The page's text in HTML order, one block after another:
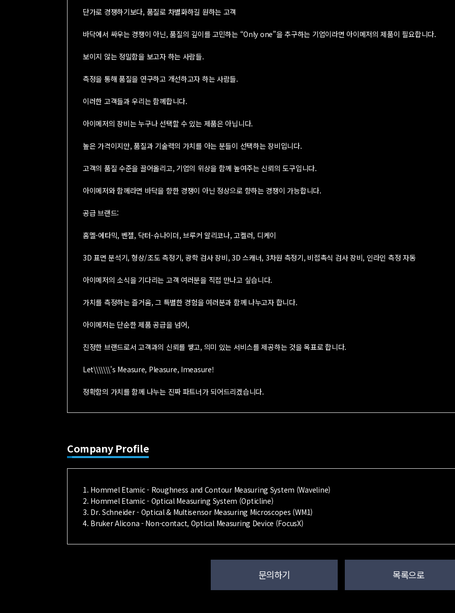
단가로 경쟁하기보다, 품질로 차별화하길 원하는 고객
바닥에서 싸우는 경쟁이 아닌, 품질의 깊이를 고민하는 “Only one”을 추구하는 기업이라면 아이메저의 제품이 필요합니다.
보이지 않는 정밀함을 보고자 하는 사람들.
측정을 통해 품질을 연구하고 개선하고자 하는 사람들.
이러한 고객들과 우리는 함께합니다.
아이메저의 장비는 누구나 선택할 수 있는 제품은 아닙니다.
높은 가격이지만, 품질과 기술력의 가치를 아는 분들이 선택하는 장비입니다.
고객의 품질 수준을 끌어올리고, 기업의 위상을 함께 높여주는 신뢰의 도구입니다.
아이메저와 함께라면 바닥을 향한 경쟁이 아닌 정상으로 향하는 경쟁이 가능합니다.
공급 브랜드:
홈멜-에타믹, 벤젤, 닥터-슈나이더, 브루커 알리코나, 고켈러, 디케이
3D 표면 분석기, 형상/조도 측정기, 광학 검사 장비, 3D 스캐너, 3차원 측정기, 비접촉식 검사 장비, 인라인 측정 자동
아이메저의 소식을 기다리는 고객 여러분을 직접 만나고 싶습니다.
가치를 측정하는 즐거움, 그 특별한 경험을 여러분과 함께 나누고자 합니다.
아이메저는 단순한 제품 공급을 넘어,
진정한 브랜드로서 고객과의 신뢰를 쌓고, 의미 있는 서비스를 제공하는 것을 목표로 합니다.
Let\\\\\\\'s Measure, Pleasure, Imeasure!
정확함의 가치를 함께 나누는 진짜 파트너가 되어드리겠습니다.
Company Profile
1. Hommel Etamic - Roughness and Contour Measuring System (Waveline)
2. Hommel Etamic - Optical Measuring System (Opticline)
3. Dr. Schneider - Optical & Multisensor Measuring Microscopes (WM1)
4. Bruker Alicona - Non-contact, Optical Measuring Device (FocusX)
문의하기 목록으로